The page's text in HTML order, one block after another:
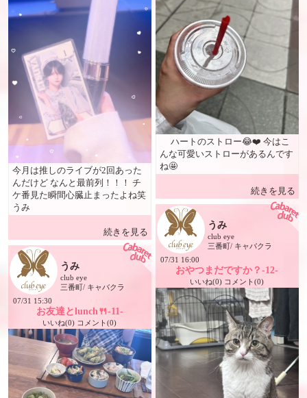
今月は推しのライブが2回あった
んだけど なんと最前列！！！ チ
ケ番見た瞬間心臓止まったよね笑
続きを見る
んな可愛いストローがあるんです
ね🤩
続きを見る
うみ
club eye
三番町/ キャバクラ
07/31 16:00
おやつまだですか？-12-
いいね(0) コメント(0)
うみ
club eye
三番町/ キャバクラ
07/31 15:30
お友達とlunch🍴-11-
いいね(0) コメント(0)